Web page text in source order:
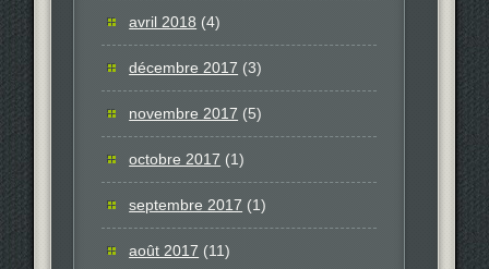
avril 2018 (4)
décembre 2017 (3)
novembre 2017 (5)
octobre 2017 (1)
septembre 2017 (1)
août 2017 (11)